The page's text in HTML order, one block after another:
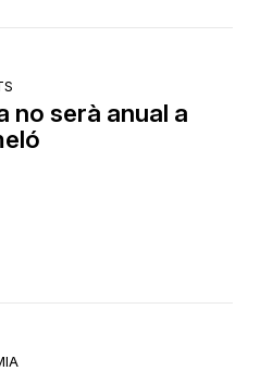
no serà anual a